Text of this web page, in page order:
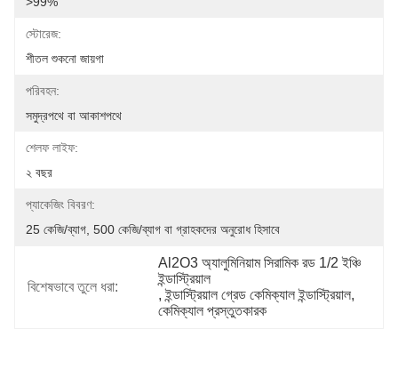
স্টোরেজ:
শীতল শুকনো জায়গা
পরিবহন:
সমুদ্রপথে বা আকাশপথে
শেলফ লাইফ:
২ বছর
প্যাকেজিং বিবরণ:
25 কেজি/ব্যাগ, 500 কেজি/ব্যাগ বা গ্রাহকদের অনুরোধ হিসাবে
বিশেষভাবে তুলে ধরা:
Al2O3 অ্যালুমিনিয়াম সিরামিক রড 1/2 ইঞ্চি
ইন্ডাস্ট্রিয়াল
, ইন্ডাস্ট্রিয়াল গ্রেড কেমিক্যাল ইন্ডাস্ট্রিয়াল,
কেমিক্যাল প্রস্তুতকারক